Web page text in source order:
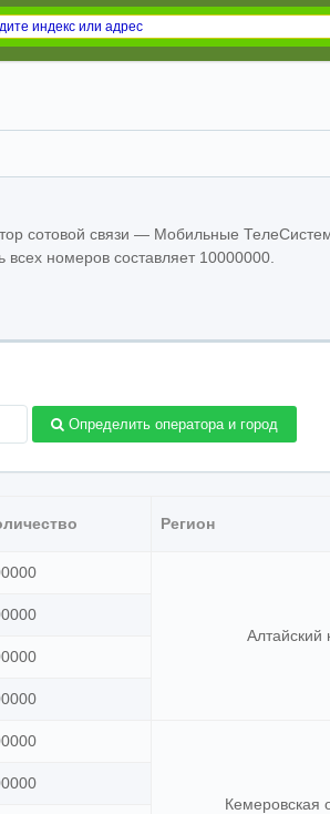
сотовой связи — Мобильные
номеров составляет 10000000.
Определить оператора и город
Регион
Алтайский
Кемеровская